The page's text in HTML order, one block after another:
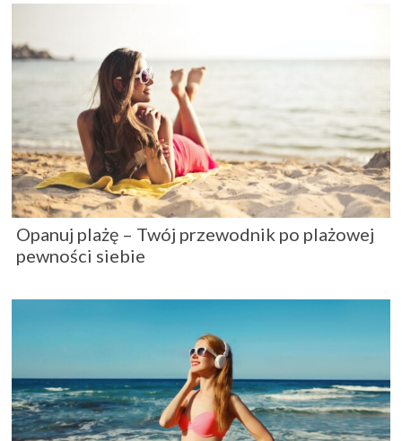
Opanuj plażę – Twój przewodnik po plażowej
pewności siebie